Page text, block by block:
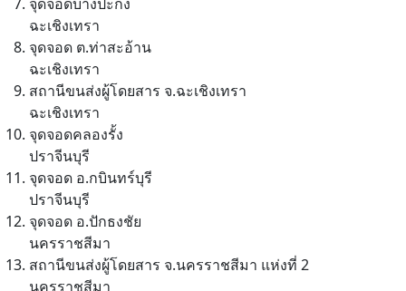
ฉะเชิงเทรา
จุดจอด ต.ท่าสะอ้าน
ฉะเชิงเทรา
สถานีขนส่งผู้โดยสาร จ.ฉะเชิงเทรา
ฉะเชิงเทรา
จุดจอดคลองรั้ง
ปราจีนบุรี
จุดจอด อ.กบินทร์บุรี
ปราจีนบุรี
จุดจอด อ.ปักธงชัย
นครราชสีมา
สถานีขนส่งผู้โดยสาร จ.นครราชสีมา แห่งที่ 2
นครราชสีมา